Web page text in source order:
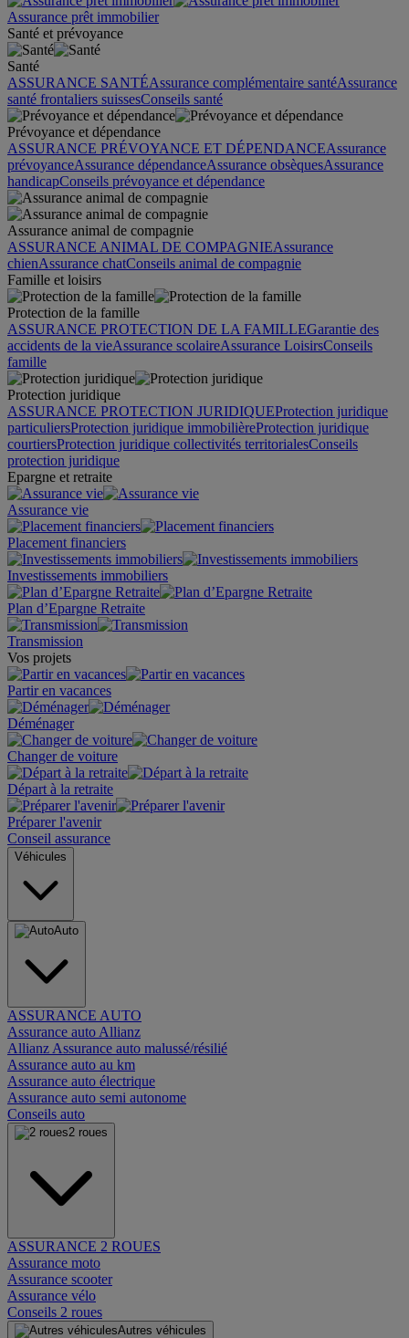
Assurance prêt immobilier
Santé et prévoyance
Santé
ASSURANCE SANTÉAssurance complémentaire santéAssurance
santé frontaliers suissesConseils santé
Prévoyance et dépendance
ASSURANCE PRÉVOYANCE ET DÉPENDANCEAssurance
prévoyanceAssurance dépendanceAssurance obsèquesAssurance
handicapConseils prévoyance et dépendance
Assurance animal de compagnie
ASSURANCE ANIMAL DE COMPAGNIEAssurance
chienAssurance chatConseils animal de compagnie
Famille et loisirs
Protection de la famille
ASSURANCE PROTECTION DE LA FAMILLEGarantie des
accidents de la vieAssurance scolaireAssurance LoisirsConseils
famille
Protection juridique
ASSURANCE PROTECTION JURIDIQUEProtection juridique
particuliersProtection juridique immobilièreProtection juridique
courtiersProtection juridique collectivités territorialesConseils
protection juridique
Epargne et retraite
Assurance vie
Placement financiers
Investissements immobiliers
Plan d’Epargne Retraite
Transmission
Vos projets
Partir en vacances
Déménager
Changer de voiture
Départ à la retraite
Préparer l'avenir
Conseil assurance
Véhicules
Auto
ASSURANCE AUTO
Assurance auto Allianz
Allianz Assurance auto malussé/résilié
Assurance auto au km
Assurance auto électrique
Assurance auto semi autonome
Conseils auto
2 roues
ASSURANCE 2 ROUES
Assurance moto
Assurance scooter
Assurance vélo
Conseils 2 roues
Autres véhicules